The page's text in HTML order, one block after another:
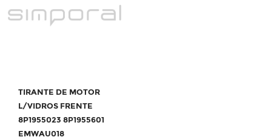
TIRANTE DE MOTOR
L/VIDROS FRENTE
8P1955023 8P1955601
EMWAU018